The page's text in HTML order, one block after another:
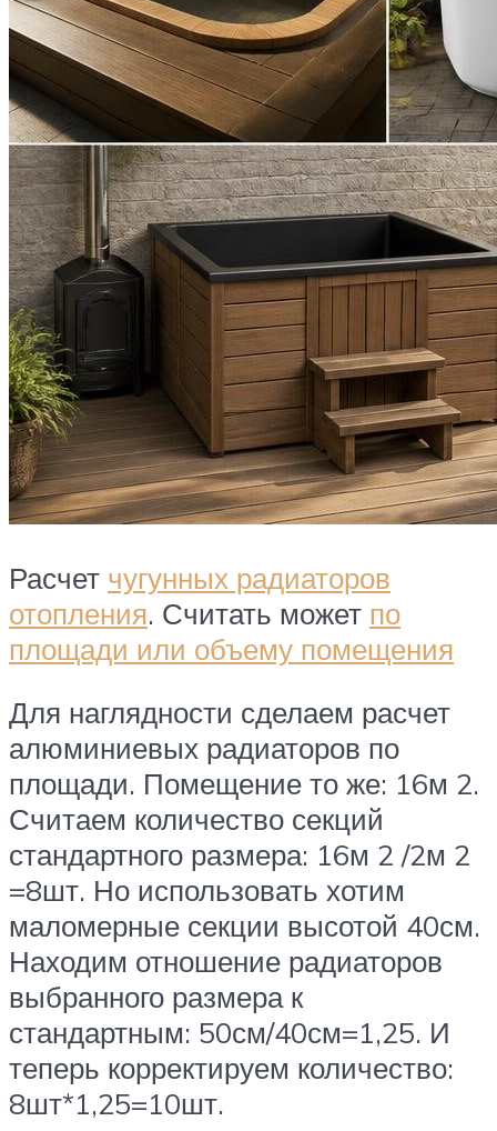
Расчет чугунных радиаторов
отопления. Считать может по
площади или объему помещения
Для наглядности сделаем расчет
алюминиевых радиаторов по
площади. Помещение то же: 16м 2.
Считаем количество секций
стандартного размера: 16м 2 /2м 2
=8шт. Но использовать хотим
маломерные секции высотой 40см.
Находим отношение радиаторов
выбранного размера к
стандартным: 50см/40см=1,25. И
теперь корректируем количество:
8шт*1,25=10шт.